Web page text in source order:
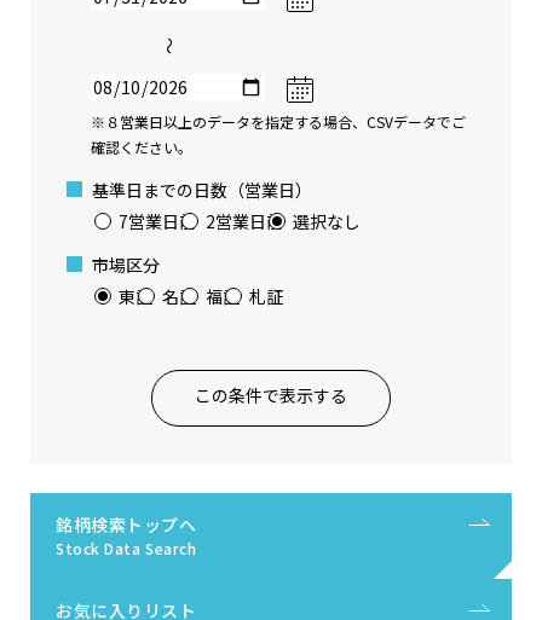
〜
※８営業日以上のデータを指定する場合、CSVデータでご
確認ください。
基準日までの日数（営業日）
7営業日前 2営業日前 選択なし
市場区分
東証 名証 福証 札証
この条件で表示する
銘柄検索トップへ
Stock Data Search
お気に入りリスト